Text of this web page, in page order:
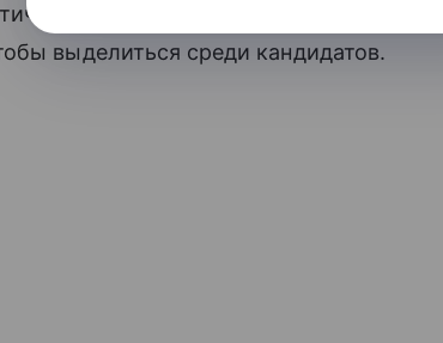
невозможно, а 14% отмечают
выделиться среди кандидатов.